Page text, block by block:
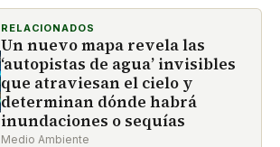
RELACIONADOS
Un nuevo mapa revela las
‘autopistas de agua’ invisibles
que atraviesan el cielo y
determinan dónde habrá
inundaciones o sequías
Medio Ambiente